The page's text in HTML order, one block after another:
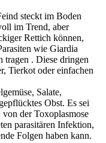
steckt im Boden
im Trend, aber
Rettich können,
wie Giardia
tragen . Diese dringen
Tierkot oder einfachen
Salate,
Obst. Es sei
der Toxoplasmose
parasitären Infektion,
Folgen haben kann.